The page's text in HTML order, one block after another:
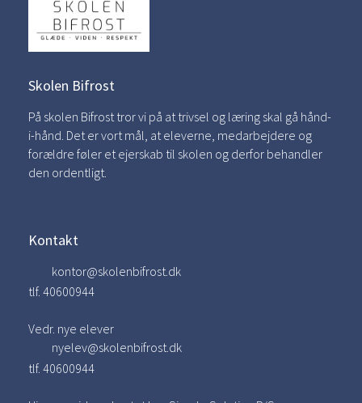
Skolen Bifrost
På skolen Bifrost tror vi på at trivsel og læring skal gå hånd-
i-hånd. Det er vort mål, at eleverne, medarbejdere og
forældre føler et ejerskab til skolen og derfor behandler
den ordentligt.
Kontakt
kontor@skolenbifrost.dk
tlf. 40600944
Vedr. nye elever
nyelev@skolenbifrost.dk
tlf. 40600944